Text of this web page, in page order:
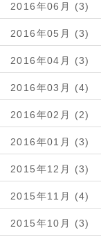
2016年06月 (3)
2016年05月 (3)
2016年04月 (3)
2016年03月 (4)
2016年02月 (2)
2016年01月 (3)
2015年12月 (3)
2015年11月 (4)
2015年10月 (3)